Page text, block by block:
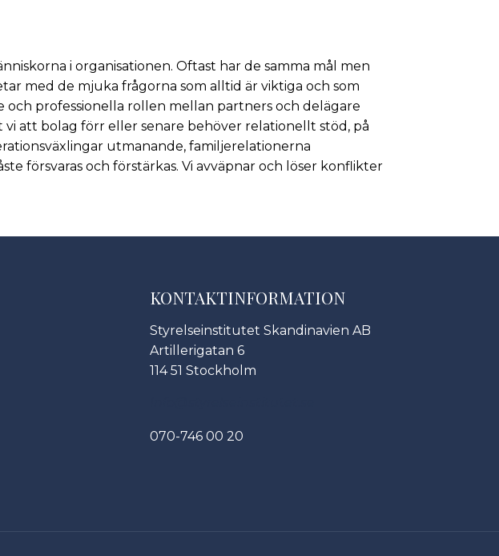
i organisationen. Oftast har de samma mål men
med de mjuka frågorna som alltid är viktiga och som
och professionella rollen mellan partners och delägare
att bolag förr eller senare behöver relationellt stöd, på
utmanande, familjerelationerna
försvaras och förstärkas. Vi avväpnar och löser konflikter
KONTAKTINFORMATION
Styrelseinstitutet Skandinavien AB
Artillerigatan 6
114 51 Stockholm
070-746 00 20